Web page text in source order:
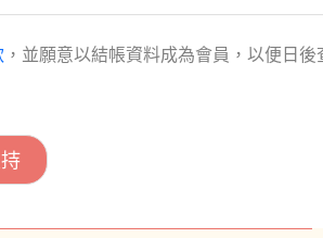
，並願意以結帳資料成為會員，以便日後